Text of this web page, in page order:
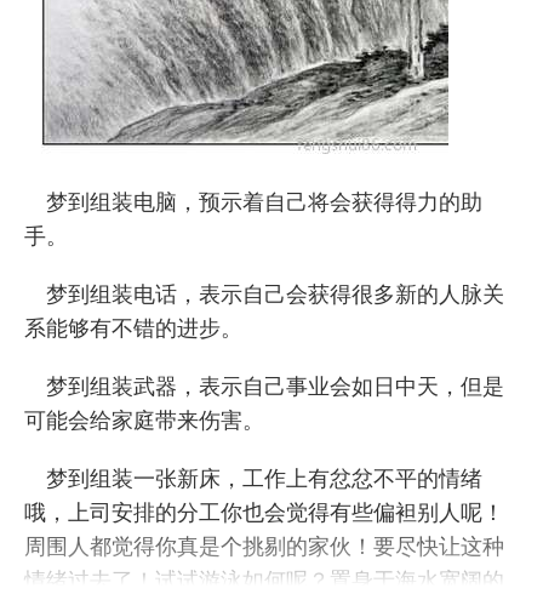
梦到组装电脑，预示着自己将会获得得力的助
手。
梦到组装电话，表示自己会获得很多新的人脉关
系能够有不错的进步。
梦到组装武器，表示自己事业会如日中天，但是
可能会给家庭带来伤害。
梦到组装一张新床，工作上有忿忿不平的情绪
哦，上司安排的分工你也会觉得有些偏袒别人呢！
周围人都觉得你真是个挑剔的家伙！要尽快让这种
情绪过去了！试试游泳如何呢？置身于海水宽阔的